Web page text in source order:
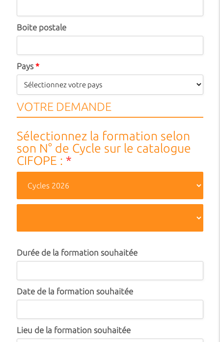
Boite postale
Pays*
VOTRE DEMANDE
Sélectionnez la formation selon
son N° de Cycle sur le catalogue
CIFOPE : *
Durée de la formation souhaitée
Date de la formation souhaitée
Lieu de la formation souhaitée